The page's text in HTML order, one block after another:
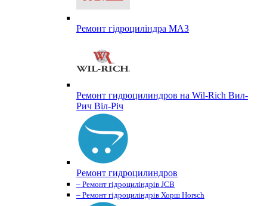
Ремонт гідроциліндра МАЗ
Ремонт гидроцилиндров на Wil-Rich Вил-
Рич Віл-Річ
Ремонт гидроцилиндров
– Ремонт гідроциліндрів JCB
– Ремонт гідроциліндрів Хорш Horsch